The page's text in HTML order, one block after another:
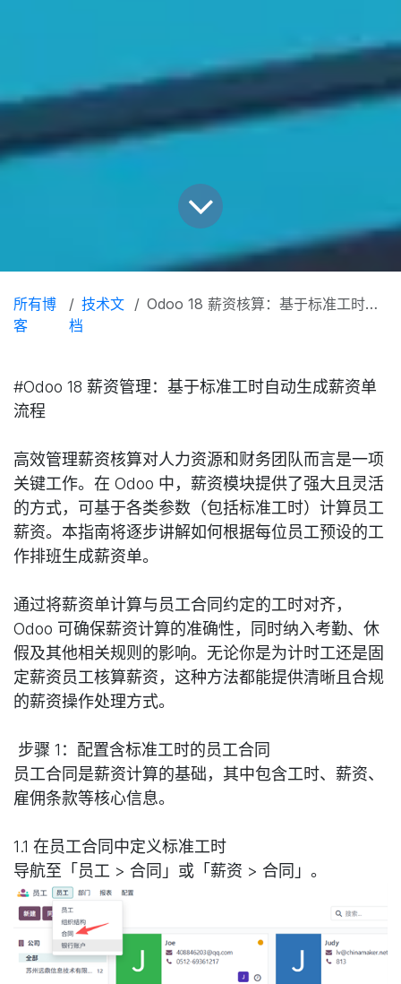
所有博
客
技术文
档
Odoo 18 薪资核算：基于标准工时配置与实现
#Odoo 18 薪资管理：基于标准工时自动生成薪资单
流程
高效管理薪资核算对人力资源和财务团队而言是一项
关键工作。在 Odoo 中，薪资模块提供了强大且灵活
的方式，可基于各类参数（包括标准工时）计算员工
薪资。本指南将逐步讲解如何根据每位员工预设的工
作排班生成薪资单。
通过将薪资单计算与员工合同约定的工时对齐，
Odoo 可确保薪资计算的准确性，同时纳入考勤、休
假及其他相关规则的影响。无论你是为计时工还是固
定薪资员工核算薪资，这种方法都能提供清晰且合规
的薪资操作处理方式。
步骤 1：配置含标准工时的员工合同
员工合同是薪资计算的基础，其中包含工时、薪资、
雇佣条款等核心信息。
1.1 在员工合同中定义标准工时
导航至「员工 > 合同」或「薪资 > 合同」。